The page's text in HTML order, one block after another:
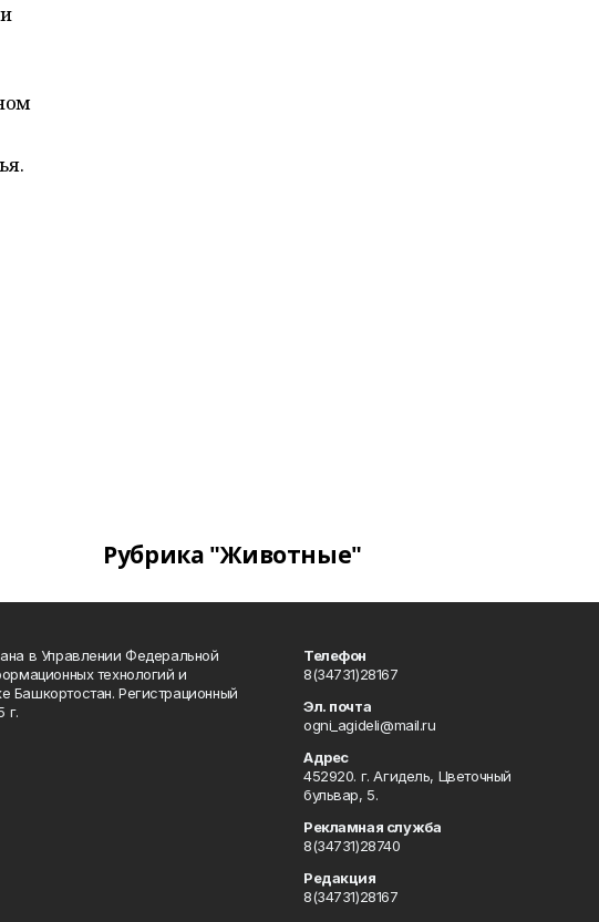
Рубрика "Животные"
в Управлении Федеральной
технологий и
Башкортостан. Регистрационный
г.
Телефон
8(34731)28167
Эл. почта
ogni_agideli@mail.ru
Адрес
452920. г. Агидель, Цветочный
бульвар, 5.
Рекламная служба
8(34731)28740
Редакция
8(34731)28167